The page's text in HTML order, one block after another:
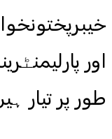
اور
طور پر تیار